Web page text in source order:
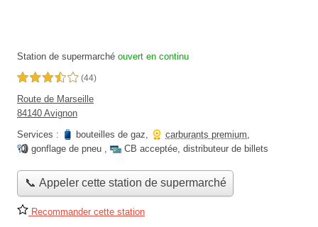
Station de supermarché ouvert en continu
3,5 étoiles sur 5 (44)
Route de Marseille
84140 Avignon
Services :
bouteilles de gaz, carburants premium,
gonflage de pneu , CB acceptée, distributeur de billets
📞 Appeler cette station de supermarché
Recommander cette station